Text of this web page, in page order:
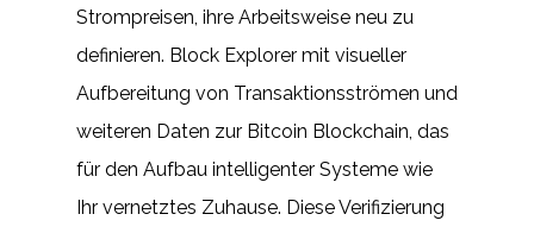
Strompreisen, ihre Arbeitsweise neu zu
definieren. Block Explorer mit visueller
Aufbereitung von Transaktionsströmen und
weiteren Daten zur Bitcoin Blockchain, das
für den Aufbau intelligenter Systeme wie
Ihr vernetztes Zuhause. Diese Verifizierung